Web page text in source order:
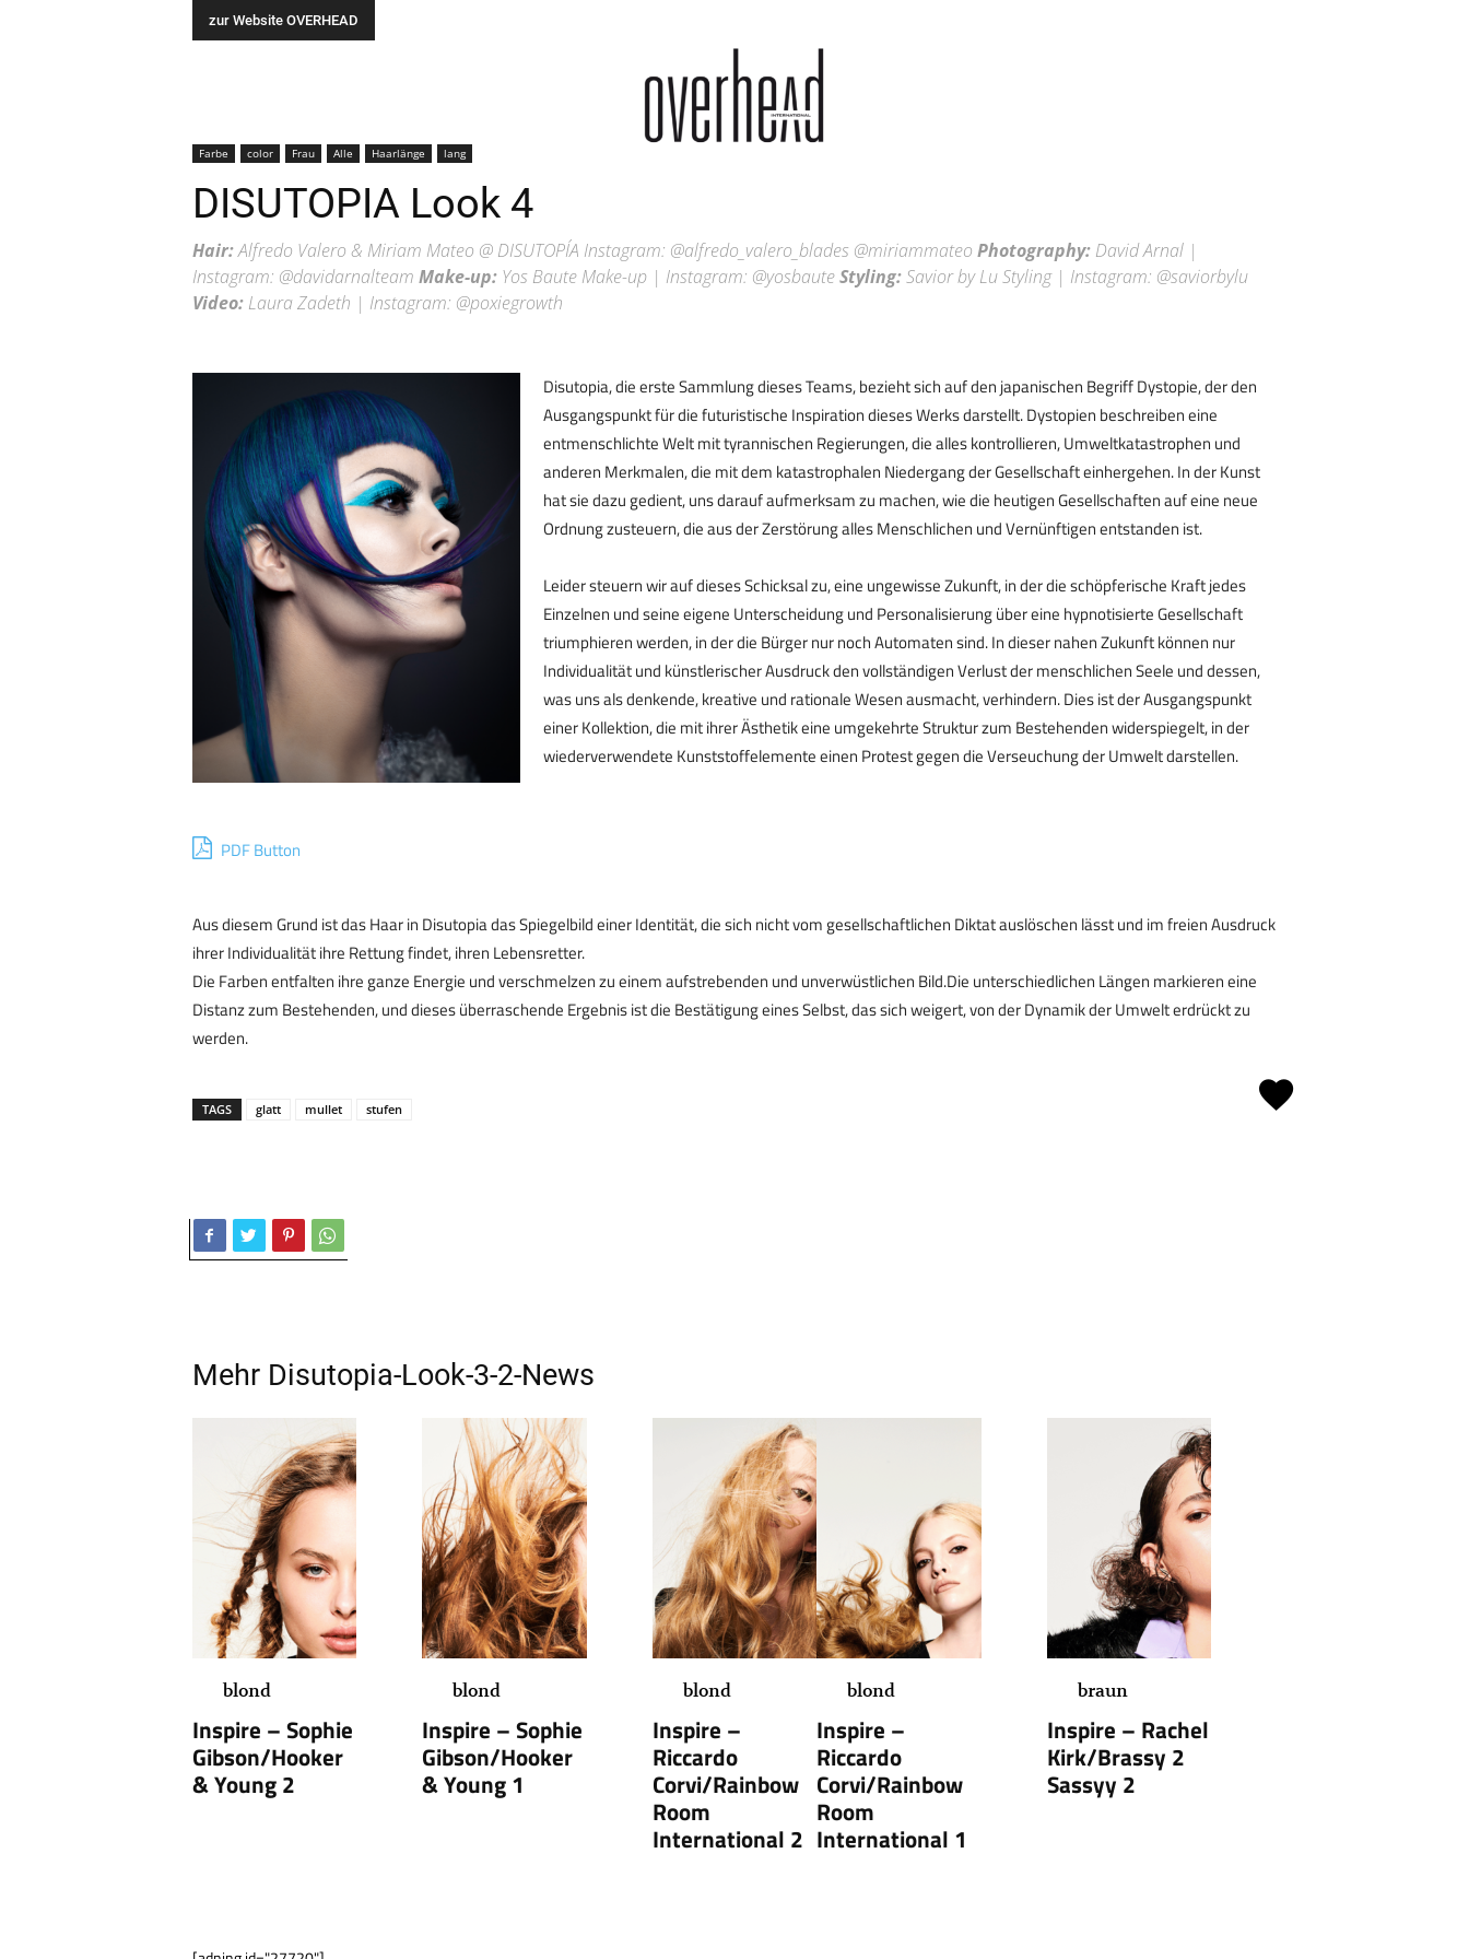
zur Website OVERHEAD
Overhead
Farbe color Frau Alle Haarlänge lang
DISUTOPIA Look 4
Hair:Alfredo Valero & Miriam Mateo @ DISUTOPÍA Instagram: @alfredo_valero_blades @miriammateo Photography:David Arnal |
Instagram: @davidarnalteam Make-up:Yos Baute Make-up | Instagram: @yosbauteStyling:Savior by Lu Styling | Instagram: @saviorbylu
Video:Laura Zadeth | Instagram: @poxiegrowth
PDF Button
Disutopia, die erste Sammlung dieses Teams, bezieht sich auf den japanischen Begriff Dystopie, der den
Ausgangspunkt für die futuristische Inspiration dieses Werks darstellt. Dystopien beschreiben eine
entmenschlichte Welt mit tyrannischen Regierungen, die alles kontrollieren, Umweltkatastrophen und
anderen Merkmalen, die mit dem katastrophalen Niedergang der Gesellschaft einhergehen. In der Kunst
hat sie dazu gedient, uns darauf aufmerksam zu machen, wie die heutigen Gesellschaften auf eine neue
Ordnung zusteuern, die aus der Zerstörung alles Menschlichen und Vernünftigen entstanden ist.
Leider steuern wir auf dieses Schicksal zu, eine ungewisse Zukunft, in der die schöpferische Kraft jedes
Einzelnen und seine eigene Unterscheidung und Personalisierung über eine hypnotisierte Gesellschaft
triumphieren werden, in der die Bürger nur noch Automaten sind. In dieser nahen Zukunft können nur
Individualität und künstlerischer Ausdruck den vollständigen Verlust der menschlichen Seele und dessen,
was uns als denkende, kreative und rationale Wesen ausmacht, verhindern. Dies ist der Ausgangspunkt
einer Kollektion, die mit ihrer Ästhetik eine umgekehrte Struktur zum Bestehenden widerspiegelt, in der
wiederverwendete Kunststoffelemente einen Protest gegen die Verseuchung der Umwelt darstellen.
Aus diesem Grund ist das Haar in Disutopia das Spiegelbild einer Identität, die sich nicht vom gesellschaftlichen Diktat auslöschen lässt und im freien Ausdruck
ihrer Individualität ihre Rettung findet, ihren Lebensretter.
Die Farben entfalten ihre ganze Energie und verschmelzen zu einem aufstrebenden und unverwüstlichen Bild.Die unterschiedlichen Längen markieren eine
Distanz zum Bestehenden, und dieses überraschende Ergebnis ist die Bestätigung eines Selbst, das sich weigert, von der Dynamik der Umwelt erdrückt zu
werden.
TAGS glatt mullet stufen
Mehr Disutopia-Look-3-2-News
blond
Inspire – Sophie
Gibson/Hooker
& Young 2
blond
Inspire – Sophie
Gibson/Hooker
& Young 1
blond
Inspire –
Riccardo
Corvi/Rainbow
Room
International 2
blond
Inspire –
Riccardo
Corvi/Rainbow
Room
International 1
braun
Inspire – Rachel
Kirk/Brassy 2
Sassyy 2